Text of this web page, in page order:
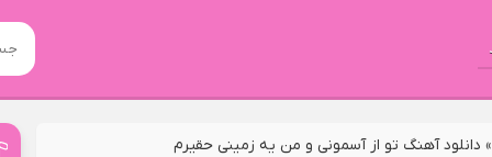
دانلود آهنگ تو از آسمونی و من یه زمینی حقیرم